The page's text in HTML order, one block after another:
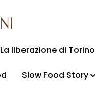
La liberazione di Torino
Slow Food Story